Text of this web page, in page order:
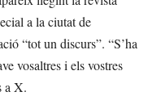
a la ciutat de
“tot un discurs”. “S’ha
vosaltres i els vostres
a X.